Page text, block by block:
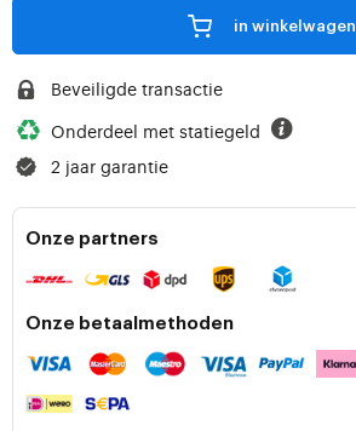
in winkelwagen
Beveiligde transactie
Onderdeel met statiegeld
2 jaar garantie
Onze partners
Onze betaalmethoden